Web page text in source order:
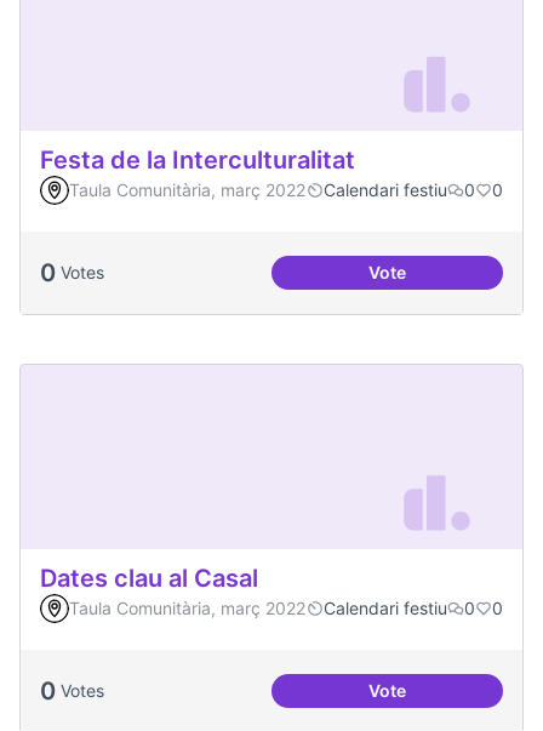
Festa de la Interculturalitat
Taula Comunitària, març 2022 Calendari festiu 0 0
0 Votes VoteFesta de la
Dates clau al Casal
Taula Comunitària, març 2022 Calendari festiu 0 0
0 Votes VoteDates clau al Casal